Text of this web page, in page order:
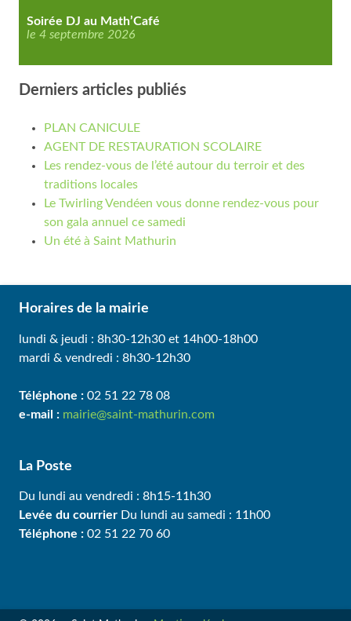
Soirée DJ au Math’Café
le 4 septembre 2026
Derniers articles publiés
PLAN CANICULE
AGENT DE RESTAURATION SCOLAIRE
Les rendez-vous de l’été autour du terroir et des
traditions locales
Le Twirling Vendéen vous donne rendez-vous pour
son gala annuel ce samedi
Un été à Saint Mathurin
Horaires de la mairie
lundi & jeudi : 8h30-12h30 et 14h00-18h00
mardi & vendredi : 8h30-12h30
Téléphone : 02 51 22 78 08
e-mail : mairie@saint-mathurin.com
La Poste
Du lundi au vendredi : 8h15-11h30
Levée du courrier Du lundi au samedi : 11h00
Téléphone : 02 51 22 70 60